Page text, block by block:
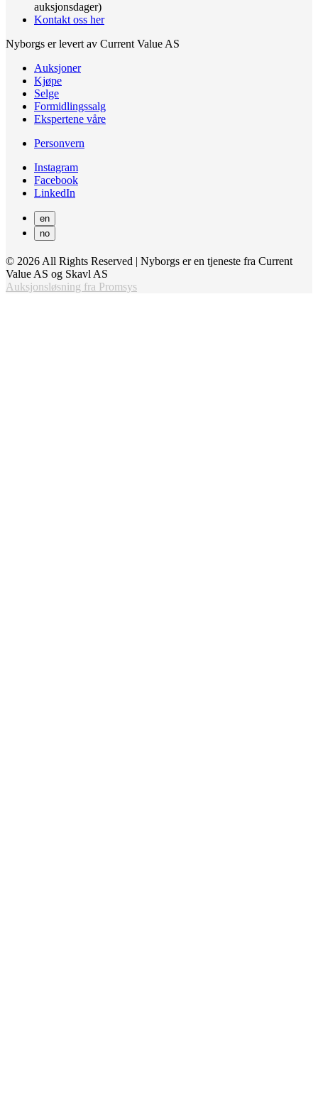
auksjonsdager)
Kontakt oss her
Nyborgs er levert av Current Value AS
Auksjoner
Kjøpe
Selge
Formidlingssalg
Ekspertene våre
Personvern
Instagram
Facebook
LinkedIn
en
no
© 2026 All Rights Reserved | Nyborgs er en tjeneste fra Current
Value AS og Skavl AS
Auksjonsløsning fra Promsys